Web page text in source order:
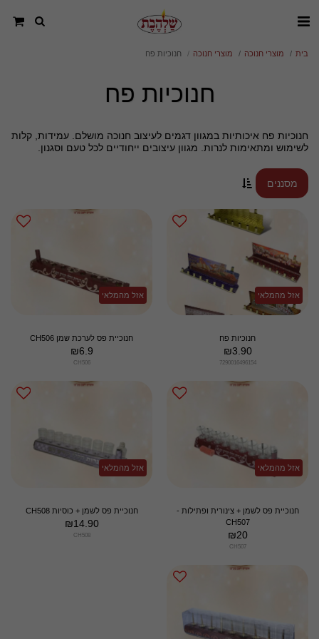
בית מוצרי חנוכה מוצרי חנוכה חנוכיות פח
חנוכיות פח
חנוכיות פח איכותיות במגוון דגמים לעיצוב חנוכה מושלם. עמידות, קלות
לשימוש ומתאימות לנרות. מגוון עיצובים ייחודיים לכל טעם וסגנון.
מסננים
אזל מהמלאי
חנוכיות פח
₪3.90
7290016496154
אזל מהמלאי
חנוכיית פס לערכת שמן CH506
₪6.9
CH506
אזל מהמלאי
חנוכיית פס לשמן + צינורית ופתילות -
CH507
₪20
CH507
אזל מהמלאי
חנוכיית פס לשמן + כוסיות CH508
₪14.90
CH508